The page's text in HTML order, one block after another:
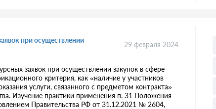
при осуществлении
29 февраля 2024
заявок при осуществлении закупок в сфере
критерия, как «наличие у участников
услуги, связанного с предметом контракта»
Изучение практики применения п. 31 Положения
Правительства РФ от 31.12.2021 № 2604,